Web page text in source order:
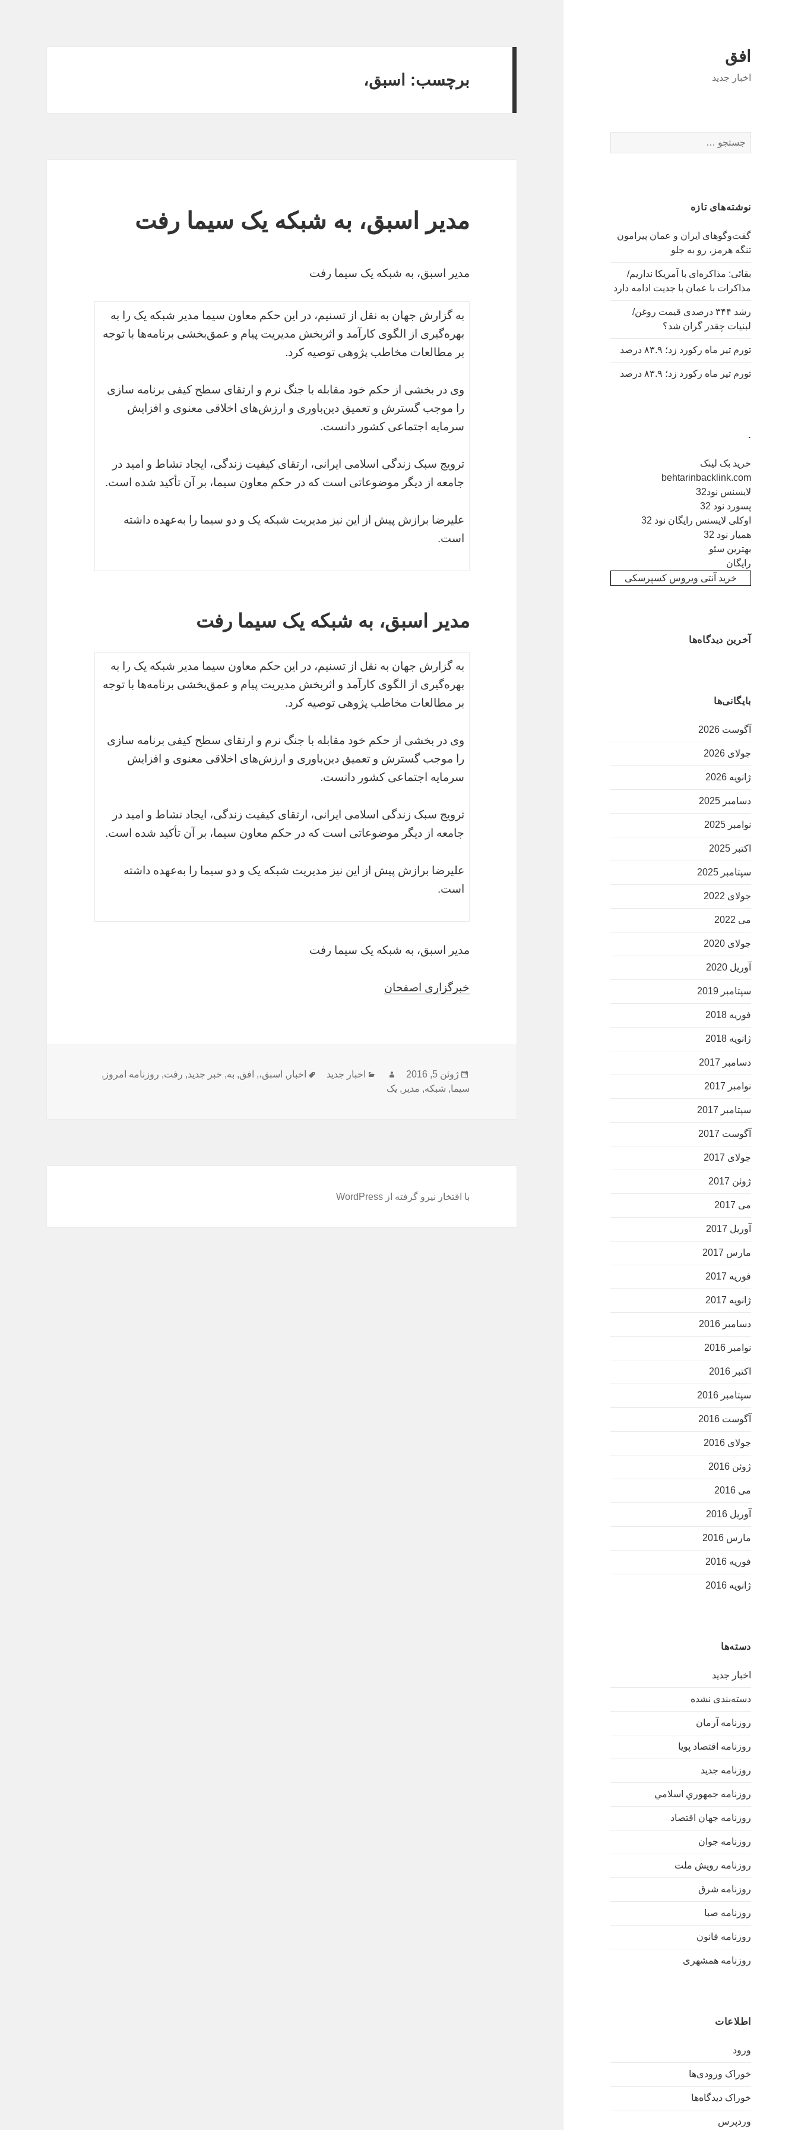
افق
اخبار جدید
برای:
نوشته‌های تازه
گفت‌وگوهای ایران و عمان پیرامون
تنگه هرمز، رو به جلو
بقائی: مذاکره‌ای با آمریکا نداریم/
مذاکرات با عمان با جدیت ادامه دارد
رشد ۳۴۴ درصدی قیمت روغن/
لبنیات چقدر گران شد؟
تورم تیر ماه رکورد زد؛ ۸۳.۹ درصد
تورم تیر ماه رکورد زد؛ ۸۳.۹ درصد
.
خرید بک لینک
behtarinbacklink.com
لایسنس نود32
پسورد نود 32
اوکلی لایسنس رایگان نود 32
همیار نود 32
بهترین سئو
رایگان
خرید آنتی ویروس کسپرسکی
آخرین دیدگاه‌ها
بایگانی‌ها
آگوست 2026
جولای 2026
ژانویه 2026
دسامبر 2025
نوامبر 2025
اکتبر 2025
سپتامبر 2025
جولای 2022
می 2022
جولای 2020
آوریل 2020
سپتامبر 2019
فوریه 2018
ژانویه 2018
دسامبر 2017
نوامبر 2017
سپتامبر 2017
آگوست 2017
جولای 2017
ژوئن 2017
می 2017
آوریل 2017
مارس 2017
فوریه 2017
ژانویه 2017
دسامبر 2016
نوامبر 2016
اکتبر 2016
سپتامبر 2016
آگوست 2016
جولای 2016
ژوئن 2016
می 2016
آوریل 2016
مارس 2016
فوریه 2016
ژانویه 2016
دسته‌ها
اخبار جدید
دسته‌بندی نشده
روزنامه آرمان
روزنامه اقتصاد پویا
روزنامه جدید
روزنامه جمهوري اسلامي
روزنامه جهان اقتصاد
روزنامه جوان
روزنامه رویش ملت
روزنامه شرق
روزنامه صبا
روزنامه قانون
روزنامه همشهری
اطلاعات
ورود
خوراک ورودی‌ها
خوراک دیدگاه‌ها
وردپرس
برچسب: اسبق،
مدیر اسبق، به شبکه یک سیما رفت
مدیر اسبق، به شبکه یک سیما رفت
به گزارش جهان به نقل از تسنیم، در این حکم معاون سیما مدیر شبکه یک را به
بهره‌گیری از الگوی کارآمد و اثربخش مدیریت پیام و عمق‌بخشی برنامه‌ها با توجه
بر مطالعات مخاطب پژوهی توصیه کرد.
وی در بخشی از حکم خود مقابله با جنگ نرم و ارتقای سطح کیفی برنامه سازی
را موجب گسترش و تعمیق دین‌باوری و ارزش‌های اخلاقی معنوی و افزایش
سرمایه اجتماعی کشور دانست.
ترویج سبک زندگی اسلامی ایرانی، ارتقای کیفیت زندگی، ایجاد نشاط و امید در
جامعه از دیگر موضوعاتی است که در حکم معاون سیما، بر آن تأکید شده است.
علیرضا برازش پیش از این نیز مدیریت شبکه یک و دو سیما را به‌عهده داشته
است.
مدیر اسبق، به شبکه یک سیما رفت
به گزارش جهان به نقل از تسنیم، در این حکم معاون سیما مدیر شبکه یک را به
بهره‌گیری از الگوی کارآمد و اثربخش مدیریت پیام و عمق‌بخشی برنامه‌ها با توجه
بر مطالعات مخاطب پژوهی توصیه کرد.
وی در بخشی از حکم خود مقابله با جنگ نرم و ارتقای سطح کیفی برنامه سازی
را موجب گسترش و تعمیق دین‌باوری و ارزش‌های اخلاقی معنوی و افزایش
سرمایه اجتماعی کشور دانست.
ترویج سبک زندگی اسلامی ایرانی، ارتقای کیفیت زندگی، ایجاد نشاط و امید در
جامعه از دیگر موضوعاتی است که در حکم معاون سیما، بر آن تأکید شده است.
علیرضا برازش پیش از این نیز مدیریت شبکه یک و دو سیما را به‌عهده داشته
است.
مدیر اسبق، به شبکه یک سیما رفت
خبرگزاری اصفحان
ارسال
شده
ژوئن 5, 2016 نویسندهدسته‌ها
اخبار جدید برچسب‌ها
اخبار , اسبق،, افق, به, خبر جدید, رفت, روزنامه امروز ,
سیما, شبکه, مدیر , یک
با افتخار نیرو گرفته از WordPress